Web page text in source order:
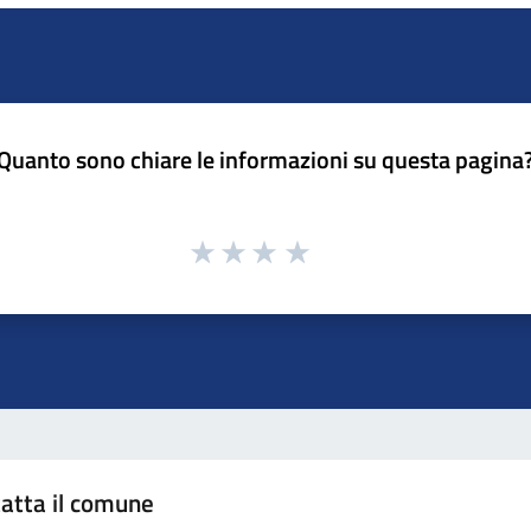
sono chiare le informazioni su questa
il comune